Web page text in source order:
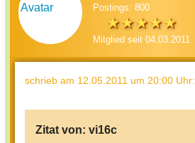
Postings: 800
Mitglied seit 04.03.2011
schrieb am 12.05.2011 um 20:00 Uhr:
Zitat von: vi16c